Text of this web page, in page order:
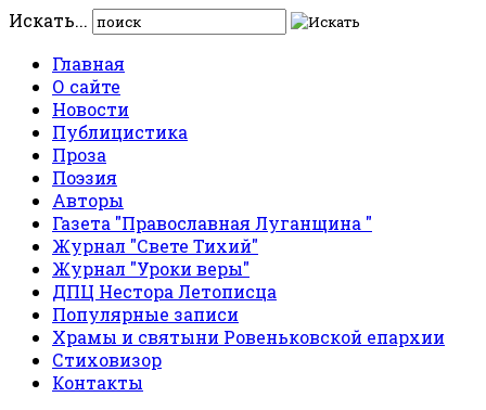
Искать...
Главная
О сайте
Новости
Публицистика
Проза
Поэзия
Авторы
Газета "Православная Луганщина "
Журнал "Свете Тихий"
Журнал "Уроки веры"
ДПЦ Нестора Летописца
Популярные записи
Храмы и святыни Ровеньковской епархии
Стиховизор
Контакты